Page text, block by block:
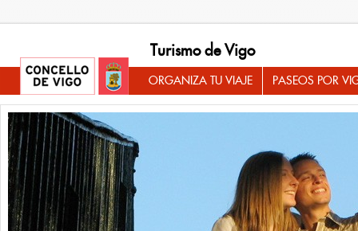
Turismo de Vigo
ORGANIZA TU VIAJE PASEOS POR